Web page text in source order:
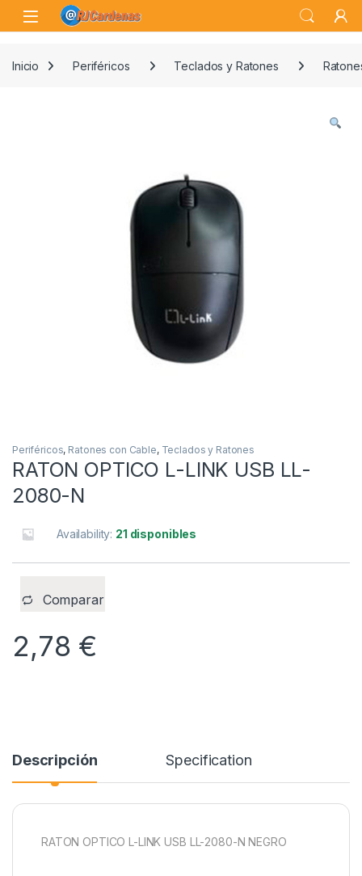
Skip to navigation
Skip to content
Open
Inicio Periféricos Teclados y Ratones
Periféricos, Ratones con Cable, Teclados y Ratones
RATON OPTICO L-LINK USB LL-
2080-N
Availability: 21 disponibles
Comparar
2,78 €
Descripción Specification
RATON OPTICO L-LINK USB LL-2080-N NEGRO